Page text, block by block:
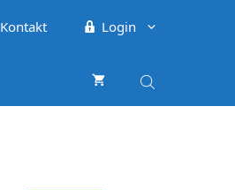
Kontakt Login